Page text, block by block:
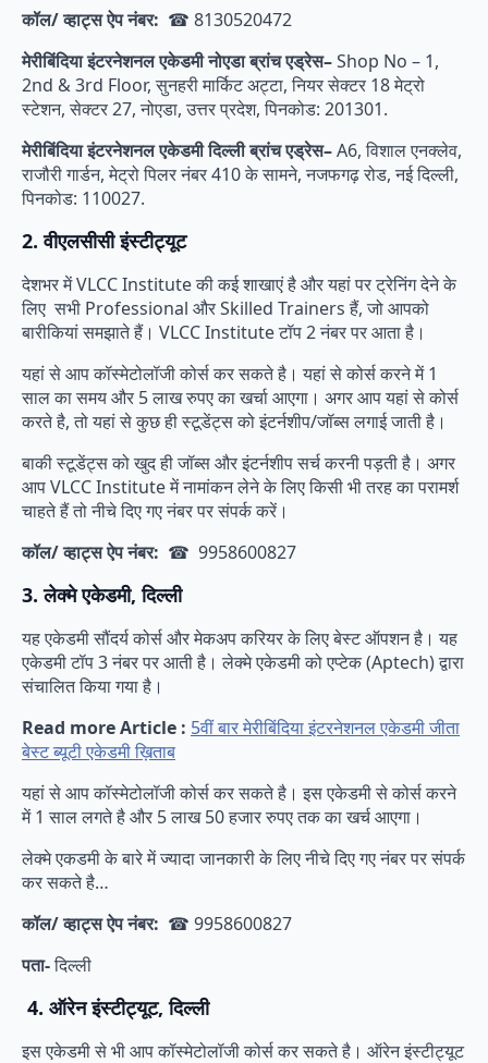
कॉल/ व्हाट्स ऐप नंबर: ☎ 8130520472
मेरीबिंदिया इंटरनेशनल एकेडमी नोएडा ब्रांच एड्रेस–Shop No – 1,
2nd & 3rd Floor, सुनहरी मार्किट अट्टा, नियर सेक्टर 18 मेट्रो
स्टेशन, सेक्टर 27, नोएडा, उत्तर प्रदेश, पिनकोड: 201301.
मेरीबिंदिया इंटरनेशनल एकेडमी दिल्ली ब्रांच एड्रेस–A6, विशाल एनक्लेव,
राजौरी गार्डन, मेट्रो पिलर नंबर 410 के सामने, नजफगढ़ रोड, नई दिल्ली,
पिनकोड: 110027.
2. वीएलसीसी इंस्टीट्यूट
देशभर में VLCC Institute की कई शाखाएं है और यहां पर ट्रेनिंग देने के
लिए सभी Professional और Skilled Trainers हैं, जो आपको
बारीकियां समझाते हैं। VLCC Institute टॉप 2 नंबर पर आता है।
यहां से आप कॉस्मेटोलॉजी कोर्स कर सकते है। यहां से कोर्स करने में 1
साल का समय और 5 लाख रुपए का खर्चा आएगा। अगर आप यहां से कोर्स
करते है, तो यहां से कुछ ही स्टूडेंट्स को इंटर्नशीप/जॉब्स लगाई जाती है।
बाकी स्टूडेंट्स को खुद ही जॉब्स और इंटर्नशीप सर्च करनी पड़ती है। अगर
आप VLCC Institute में नामांकन लेने के लिए किसी भी तरह का परामर्श
चाहते हैं तो नीचे दिए गए नंबर पर संपर्क करें।
कॉल/ व्हाट्स ऐप नंबर: ☎ 9958600827
3. लेक्मे एकेडमी, दिल्ली
यह एकेडमी सौंदर्य कोर्स और मेकअप करियर के लिए बेस्ट ऑपशन है। यह
एकेडमी टॉप 3 नंबर पर आती है। लेक्मे एकेडमी को एप्टेक (Aptech) द्वारा
संचालित किया गया है।
Read more Article : 5वीं बार मेरीबिंदिया इंटरनेशनल एकेडमी जीता
बेस्ट ब्यूटी एकेडमी ख़िताब
यहां से आप कॉस्मेटोलॉजी कोर्स कर सकते है। इस एकेडमी से कोर्स करने
में 1 साल लगते है और 5 लाख 50 हजार रुपए तक का खर्च आएगा।
लेक्मे एकडमी के बारे में ज्यादा जानकारी के लिए नीचे दिए गए नंबर पर संपर्क
कर सकते है…
कॉल/ व्हाट्स ऐप नंबर: ☎ 9958600827
पता-दिल्ली
4. ऑरेन इंस्टीट्यूट, दिल्ली
इस एकेडमी से भी आप कॉस्मेटोलॉजी कोर्स कर सकते है। ऑरेन इंस्टीट्यूट